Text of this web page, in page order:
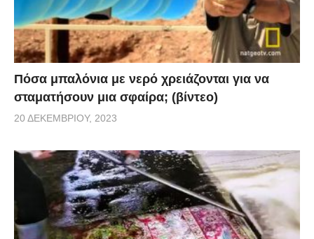
Πόσα μπαλόνια με νερό χρειάζονται για να
σταματήσουν μια σφαίρα; (βίντεο)
20 ΔΕΚΕΜΒΡΊΟΥ, 2023